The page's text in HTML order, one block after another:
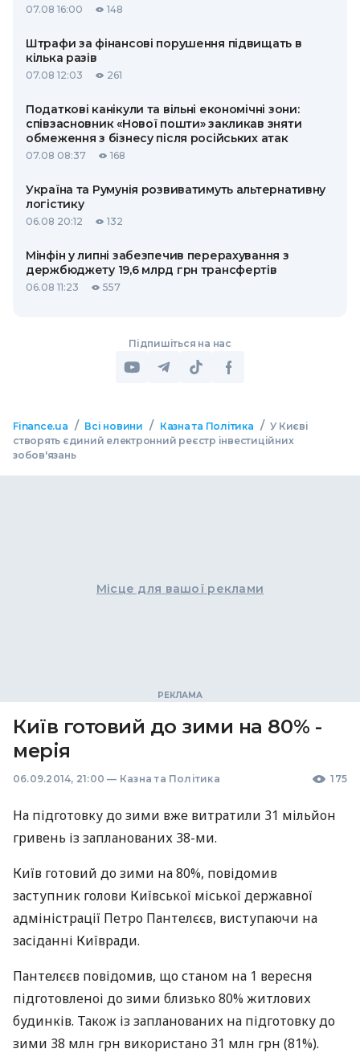
07.08 16:00 148
Штрафи за фінансові порушення підвищать в
кілька разів
07.08 12:03 261
Податкові канікули та вільні економічні зони:
співзасновник «Нової пошти» закликав зняти
обмеження з бізнесу після російських атак
07.08 08:37 168
Україна та Румунія розвиватимуть альтернативну
логістику
06.08 20:12 132
Мінфін у липні забезпечив перерахування з
держбюджету 19,6 млрд грн трансфертів
06.08 11:23 557
Підпишіться на нас
Finance.ua / Всі новини / Казна та Політика / У Києві
створять єдиний електронний реєстр інвестиційних
зобов'язань
Місце для вашої реклами
Київ готовий до зими на 80% -
мерія
06.09.2014, 21:00 — Казна та Політика 175
На підготовку до зими вже витратили 31 мільйон
гривень із запланованих 38-ми.
Київ готовий до зими на 80%, повідомив
заступник голови Київської міської державної
адміністрації Петро Пантелєєв, виступаючи на
засіданні Київради.
Пантелєєв повідомив, що станом на 1 вересня
підготовленоі до зими близько 80% житлових
будинків. Також із запланованих на підготовку до
зими 38 млн грн використано 31 млн грн (81%).